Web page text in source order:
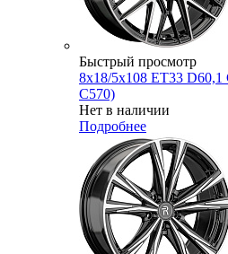
Быстрый просмотр
8x18/5x108 ET33 D60,1
C570)
Нет в наличии
Подробнее